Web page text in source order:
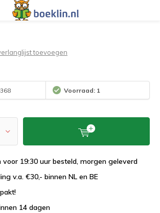
toevoegen
Voorraad: 1
voor 19:30 uur besteld, morgen geleverd
v.a. €30,- binnen NL en BE
14 dagen